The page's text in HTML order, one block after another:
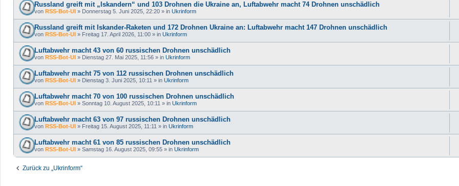
Russland greift mit „Iskandern“ und 103 Drohnen die Ukraine an, Luftabwehr macht 74 Drohnen unschädlich
von RSS-Bot-UI » Donnerstag 5. Juni 2025, 22:20 » in Ukrinform
Russland greift mit Iskander-Raketen und 172 Drohnen Ukraine an: Luftabwehr macht 147 Drohnen unschädlich
von RSS-Bot-UI » Freitag 17. April 2026, 11:00 » in Ukrinform
Luftabwehr macht 43 von 60 russischen Drohnen unschädlich
von RSS-Bot-UI » Dienstag 27. Mai 2025, 11:56 » in Ukrinform
Luftabwehr macht 75 von 112 russischen Drohnen unschädlich
von RSS-Bot-UI » Dienstag 3. Juni 2025, 10:11 » in Ukrinform
Luftabwehr macht 70 von 100 russischen Drohnen unschädlich
von RSS-Bot-UI » Sonntag 10. August 2025, 10:11 » in Ukrinform
Luftabwehr macht 63 von 97 russischen Drohnen unschädlich
von RSS-Bot-UI » Freitag 15. August 2025, 11:11 » in Ukrinform
Luftabwehr macht 61 von 85 russischen Drohnen unschädlich
von RSS-Bot-UI » Samstag 16. August 2025, 09:55 » in Ukrinform
Zurück zu „Ukrinform“